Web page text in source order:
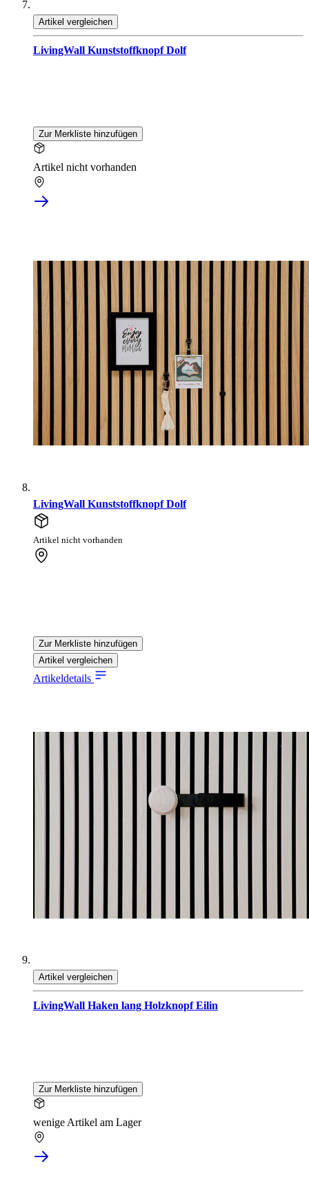
Artikel vergleichen
LivingWall Kunststoffknopf Dolf
Zur Merkliste hinzufügen
Artikel nicht vorhanden
LivingWall Kunststoffknopf Dolf
Artikel nicht vorhanden
Zur Merkliste hinzufügen
Artikel vergleichen
Artikeldetails
Artikel vergleichen
LivingWall Haken lang Holzknopf Eilin
Zur Merkliste hinzufügen
wenige Artikel am Lager